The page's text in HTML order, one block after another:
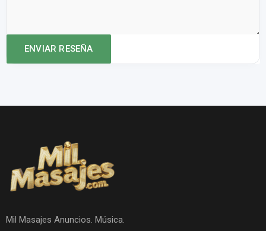
Mil Masajes Anuncios. Música.